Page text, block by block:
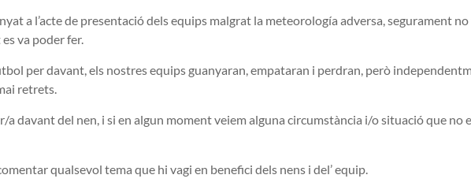
a l’acte de presentació dels equips malgrat la meteorología adversa, segurament
va poder fer.
per davant, els nostres equips guanyaran, empataran i perdran, però
retrets.
davant del nen, i si en algun moment veiem alguna circumstància i/o situació que
qualsevol tema que hi vagi en benefici dels nens i del’ equip.